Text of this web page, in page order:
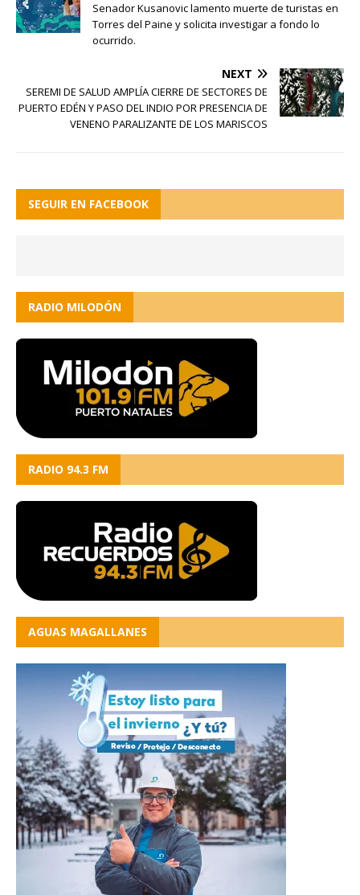
Senador Kusanovic lamento muerte de turistas en
Torres del Paine y solicita investigar a fondo lo
ocurrido.
NEXT
SEREMI DE SALUD AMPLÍA CIERRE DE SECTORES DE
PUERTO EDÉN Y PASO DEL INDIO POR PRESENCIA DE
VENENO PARALIZANTE DE LOS MARISCOS
SEGUIR EN FACEBOOK
RADIO MILODÓN
RADIO 94.3 FM
AGUAS MAGALLANES